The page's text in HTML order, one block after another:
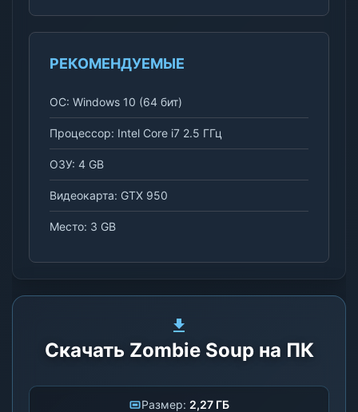
РЕКОМЕНДУЕМЫЕ
ОС: Windows 10 (64 бит)
Процессор: Intel Core i7 2.5 ГГц
ОЗУ: 4 GB
Видеокарта: GTX 950
Место: 3 GB
Скачать Zombie Soup на ПК
Размер: 2,27 ГБ